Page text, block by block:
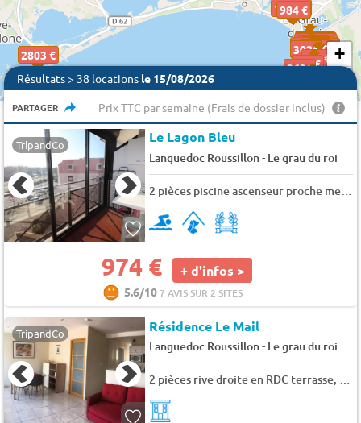
974 €
984 €
1014 €
1044 €
1064 €
1084 €
1094 €
1114 €
1214 €
2803 € 384€
844€
287€
261€
263€
302€
302€287€
302€
302€
384€
844€
287€
261€
263€
302€
302€287€
302€
302€
384€ +
Résultats > 38 locations le 15/08/2026
PARTAGER Prix TTC par semaine (Frais de dossier inclus)
TripandCo Le Lagon Bleu
Languedoc Roussillon- Le grau du roi
2 pièces piscine ascenseur proche mer commerces - 4 pers. - 35m2 - TV
974 € + d'infos >
5.6/107 AVIS SUR 2 SITES
TripandCo Résidence Le Mail
Languedoc Roussillon- Le grau du roi
2 pièces rive droite en RDC terrasse, clim et parking - 4 pers. - 30m2 - TV - Animaux admis